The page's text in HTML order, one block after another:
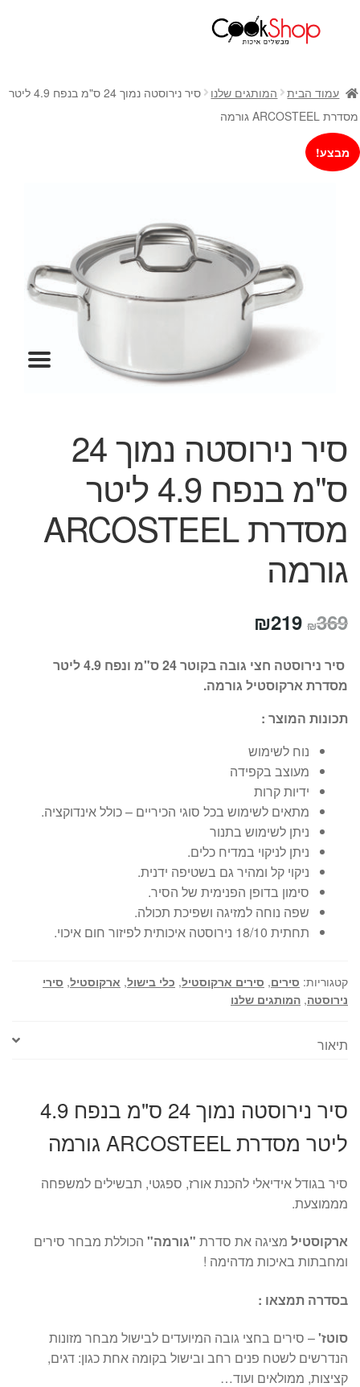
חנות
כלי בישול
סירים
מחבתות
כלי הגשה ואירוח
קפה ותה
גיפט קארד
המותגים שלנו
מתנות למטבח
מתכונים שלכם
מאמרים
עגלת קניות
תשלום
עמוד הבית המותגים שלנו
סיר נירוסטה נמוך 24 ס"מ בנפח 4.9 ליטר
מסדרת ARCOSTEEL גורמה
מבצע!
סיר נירוסטה נמוך 24
ס"מ בנפח 4.9 ליטר
מסדרת ARCOSTEEL
גורמה
₪369 המחיר
היה:
₪219
הוא:
סיר נירוסטה חצי גובה בקוטר 24 ס"מ ונפח 4.9 ליטר
מסדרת ארקוסטיל גורמה.
תכונות המוצר :
נוח לשימוש
מעוצב בקפידה
ידיות קרות
מתאים לשימוש בכל סוגי הכיריים – כולל אינדוקציה.
ניתן לשימוש בתנור
ניתן לניקוי במדיח כלים.
ניקוי קל ומהיר גם בשטיפה ידנית.
סימון בדופן הפנימית של הסיר.
שפה נוחה למזיגה ושפיכת תכולה.
תחתית 18/10 נירוסטה איכותית לפיזור חום איכוי.
קטגוריות: סירים, סירים ארקוסטיל, כלי בישול, ארקוסטיל, סירי
נירוסטה, המותגים שלנו
תיאור
סיר נירוסטה נמוך 24 ס"מ בנפח 4.9
ליטר מסדרת ARCOSTEEL גורמה
סיר בגודל אידיאלי להכנת אורז, ספגטי, תבשילים למשפחה
מממוצעת.
ארקוסטיל מציגה את סדרת "גורמה" הכוללת מבחר סירים
ומחבתות באיכות מדהימה !
בסדרה תמצאו :
סוטז'– סירים בחצי גובה המיועדים לבישול מבחר מזונות
הנדרשים לשטח פנים רחב ובישול בקומה אחת כגון: דגים,
קציצות, ממולאים ועוד…